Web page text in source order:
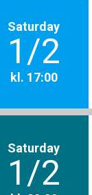
Saturday
1/2
kl. 17:00
Saturday
1/2